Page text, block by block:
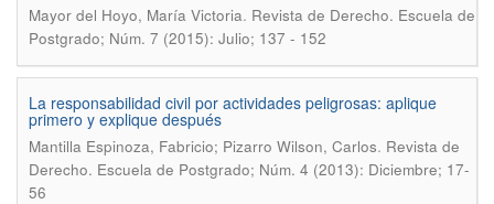
Mayor del Hoyo, María Victoria. Revista de Derecho. Escuela de
Postgrado; Núm. 7 (2015): Julio; 137 - 152
La responsabilidad civil por actividades peligrosas: aplique
primero y explique después
Mantilla Espinoza, Fabricio; Pizarro Wilson, Carlos. Revista de
Derecho. Escuela de Postgrado; Núm. 4 (2013): Diciembre; 17-
56